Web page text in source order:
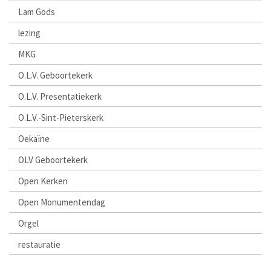
Lam Gods
lezing
MKG
O.L.V. Geboortekerk
O.L.V. Presentatiekerk
O.L.V.-Sint-Pieterskerk
Oekaïne
OLV Geboortekerk
Open Kerken
Open Monumentendag
Orgel
restauratie